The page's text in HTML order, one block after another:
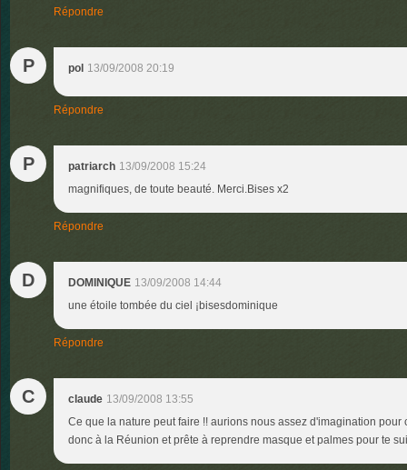
Répondre
P pol 13/09/2008 20:19
Répondre
P patriarch 13/09/2008 15:24
magnifiques, de toute beauté. Merci.Bises x2
Répondre
D DOMINIQUE 13/09/2008 14:44
une étoile tombée du ciel ¡bisesdominique
Répondre
C claude 13/09/2008 13:55
Ce que la nature peut faire !! aurions nous assez d'imagination pour
donc à la Réunion et prête à reprendre masque et palmes pour te